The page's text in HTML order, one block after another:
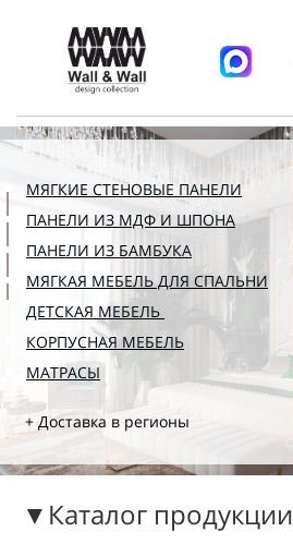
МЯГКИЕ СТЕНОВЫЕ ПАНЕЛИ
ПАНЕЛИ ИЗ МДФ И ШПОНА
ПАНЕЛИ ИЗ БАМБУКА
МЯГКАЯ МЕБЕЛЬ ДЛЯ СПАЛЬНИ
ДЕТСКАЯ МЕБЕЛЬ
КОРПУСНАЯ МЕБЕЛЬ
МАТРАСЫ
+ Доставка в регионы
▼Каталог продукции